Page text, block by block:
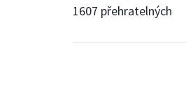
1607 přehratelných